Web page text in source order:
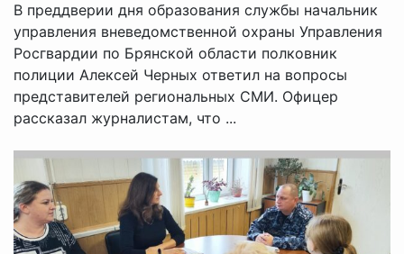
В преддверии дня образования службы начальник
управления вневедомственной охраны Управления
Росгвардии по Брянской области полковник
полиции Алексей Черных ответил на вопросы
представителей региональных СМИ. Офицер
рассказал журналистам, что ...